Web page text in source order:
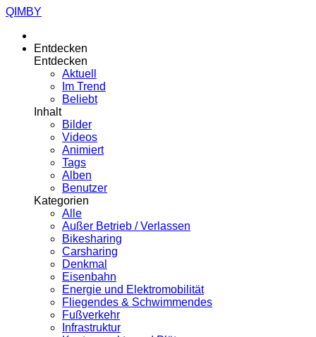
QIMBY
Entdecken
Entdecken
Aktuell
Im Trend
Beliebt
Inhalt
Bilder
Videos
Animiert
Tags
Alben
Benutzer
Kategorien
Alle
Außer Betrieb / Verlassen
Bikesharing
Carsharing
Denkmal
Eisenbahn
Energie und Elektromobilität
Fliegendes & Schwimmendes
Fußverkehr
Infrastruktur